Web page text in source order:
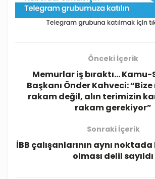
Önceki İçerik
Memurlar iş bıraktı… Kamu-
Başkanı Önder Kahveci:
rakam değil, alın terimizin
rakam gerekiyor”
Sonraki İçerik
İBB çalışanlarının aynı noktada
olması delil sayıldı